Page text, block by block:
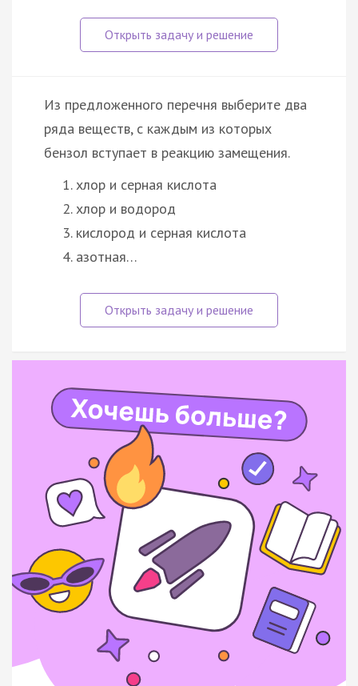
Из предложенного перечня выберите два
ряда веществ, с каждым из которых
бензол вступает в реакцию замещения.
хлор и серная кислота
хлор и водород
кислород и серная кислота
азотная…